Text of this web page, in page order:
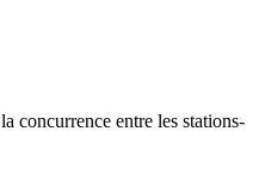
concurrence entre les stations-